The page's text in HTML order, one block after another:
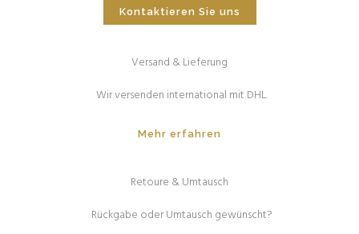
Kontaktieren Sie uns
Versand & Lieferung
Wir versenden international mit DHL.
Mehr erfahren
Retoure & Umtausch
Rückgabe oder Umtausch gewünscht?